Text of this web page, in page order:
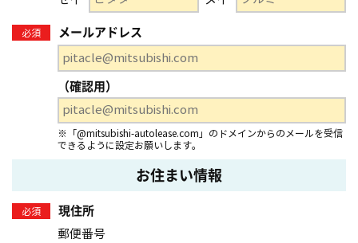
必須 メールアドレス
（確認用）
※「@mitsubishi-autolease.com」のドメインからのメールを受信
できるように設定お願いします。
お住まい情報
必須 現住所
郵便番号